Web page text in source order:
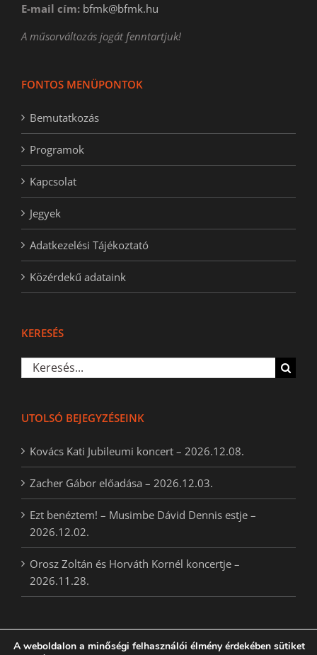
E-mail cím: bfmk@bfmk.hu
A műsorváltozás jogát fenntartjuk!
FONTOS MENÜPONTOK
Bemutatkozás
Programok
Kapcsolat
Jegyek
Adatkezelési Tájékoztató
Közérdekű adataink
KERESÉS
Keresés...
UTOLSÓ BEJEGYZÉSEINK
Kovács Kati Jubileumi koncert – 2026.12.08.
Zacher Gábor előadása – 2026.12.03.
Ezt benéztem! – Musimbe Dávid Dennis estje –
2026.12.02.
Orosz Zoltán és Horváth Kornél koncertje –
2026.11.28.
A weboldalon a minőségi felhasználói élmény érdekében sütiket